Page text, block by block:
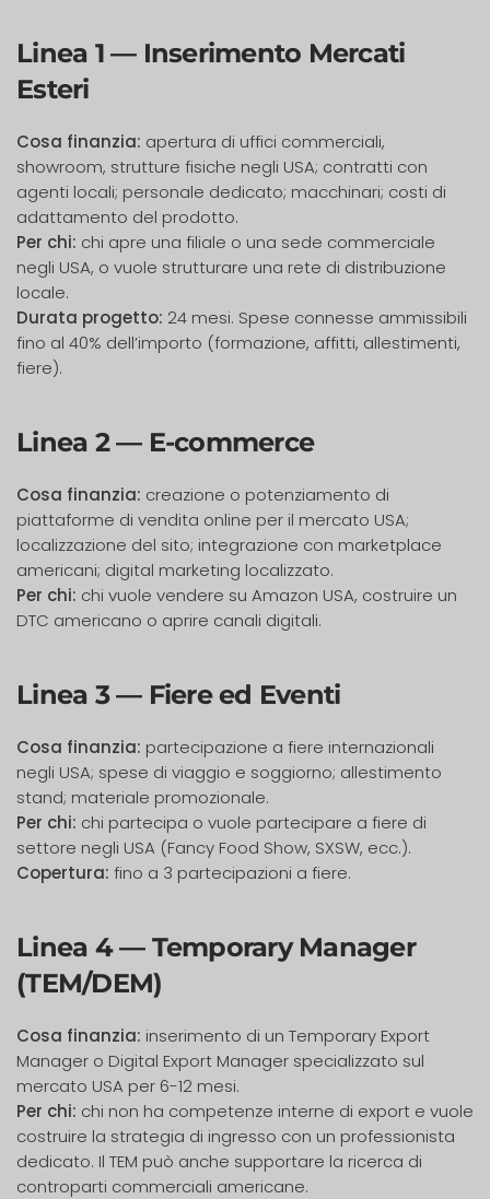
Linea 1 — Inserimento Mercati
Esteri
Cosa finanzia: apertura di uffici commerciali,
showroom, strutture fisiche negli USA; contratti con
agenti locali; personale dedicato; macchinari; costi di
adattamento del prodotto.
Per chi: chi apre una filiale o una sede commerciale
negli USA, o vuole strutturare una rete di distribuzione
locale.
Durata progetto: 24 mesi. Spese connesse ammissibili
fino al 40% dell’importo (formazione, affitti, allestimenti,
fiere).
Linea 2 — E-commerce
Cosa finanzia: creazione o potenziamento di
piattaforme di vendita online per il mercato USA;
localizzazione del sito; integrazione con marketplace
americani; digital marketing localizzato.
Per chi: chi vuole vendere su Amazon USA, costruire un
DTC americano o aprire canali digitali.
Linea 3 — Fiere ed Eventi
Cosa finanzia: partecipazione a fiere internazionali
negli USA; spese di viaggio e soggiorno; allestimento
stand; materiale promozionale.
Per chi: chi partecipa o vuole partecipare a fiere di
settore negli USA (Fancy Food Show, SXSW, ecc.).
Copertura: fino a 3 partecipazioni a fiere.
Linea 4 — Temporary Manager
(TEM/DEM)
Cosa finanzia: inserimento di un Temporary Export
Manager o Digital Export Manager specializzato sul
mercato USA per 6-12 mesi.
Per chi: chi non ha competenze interne di export e vuole
costruire la strategia di ingresso con un professionista
dedicato. Il TEM può anche supportare la ricerca di
controparti commerciali americane.